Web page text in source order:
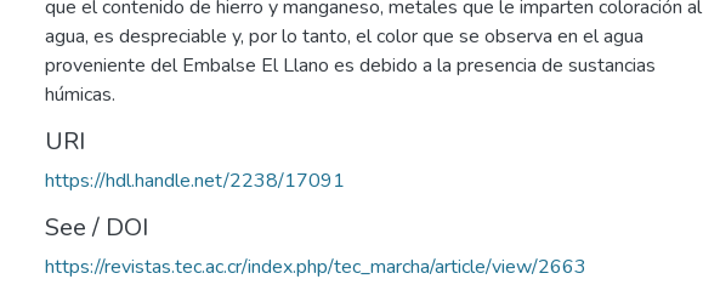
que el contenido de hierro y manganeso, metales que le imparten coloración al
agua, es despreciable y, por lo tanto, el color que se observa en el agua
proveniente del Embalse El Llano es debido a la presencia de sustancias
húmicas.
URI
https://hdl.handle.net/2238/17091
See / DOI
https://revistas.tec.ac.cr/index.php/tec_marcha/article/view/2663